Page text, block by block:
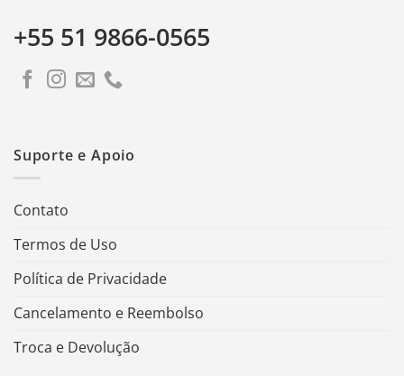
+55 51 9866-0565
Suporte e Apoio
Contato
Termos de Uso
Política de Privacidade
Cancelamento e Reembolso
Troca e Devolução